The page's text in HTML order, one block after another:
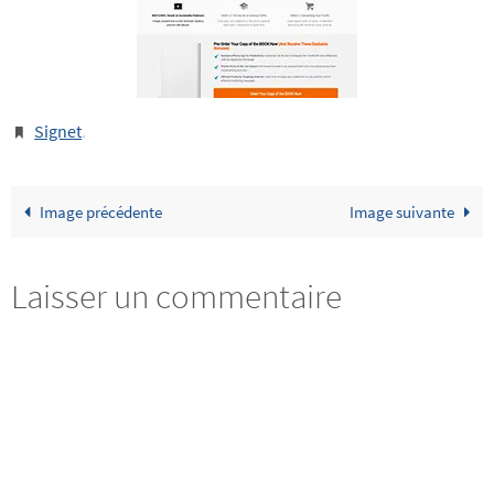
Signet.
Image précédente Image suivante
Laisser un commentaire